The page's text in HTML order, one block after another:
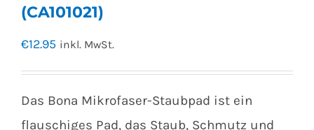
(CA101021)
€12.95 inkl. MwSt.
Das Bona Mikrofaser-Staubpad ist ein
flauschiges Pad, das Staub, Schmutz und